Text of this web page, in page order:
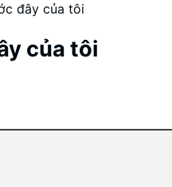
đây của tôi
của tôi